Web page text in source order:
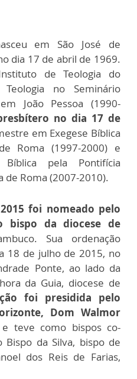
em São José de
dia 17 de abril de 1969.
de Teologia do
no Seminário
João Pessoa (1990-
no dia 17 de
em Exegese Bíblica
Roma (1997-2000) e
pela Pontifícia
de Roma (2007-2010).
2015 foi nomeado pelo
bispo da diocese de
Sua ordenação
18 de julho de 2015, no
Ponte, ao lado da
da Guia, diocese de
foi presidida pelo
Dom Walmor
teve como bispos co-
Bispo da Silva, bispo de
dos Reis de Farias,